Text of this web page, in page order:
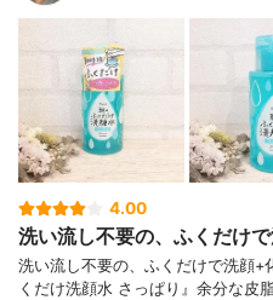
4.00
洗い流し不要の、ふくだけ
洗い流し不要の、ふくだけで洗顔+
くだけ洗顔水 さっぱり』余分な皮